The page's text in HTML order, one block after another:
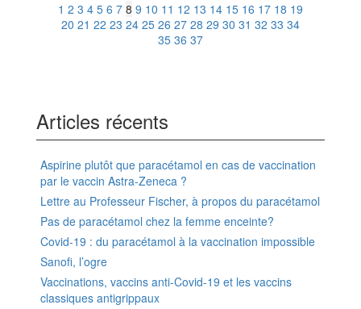
1 2 3 4 5 6 7 8 9 10 11 12 13 14 15 16 17 18 19
20 21 22 23 24 25 26 27 28 29 30 31 32 33 34
35 36 37
Articles récents
Aspirine plutôt que paracétamol en cas de vaccination
par le vaccin Astra-Zeneca ?
Lettre au Professeur Fischer, à propos du paracétamol
Pas de paracétamol chez la femme enceinte?
Covid-19 : du paracétamol à la vaccination impossible
Sanofi, l’ogre
Vaccinations, vaccins anti-Covid-19 et les vaccins
classiques antigrippaux